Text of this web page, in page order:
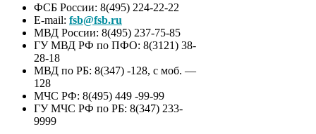
ФСБ России: 8(495) 224-22-22
E-mail: fsb@fsb.ru
МВД России: 8(495) 237-75-85
ГУ МВД РФ по ПФО: 8(3121) 38-
28-18
МВД по РБ: 8(347) -128, с моб. —
128
МЧС РФ: 8(495) 449 -99-99
ГУ МЧС РФ по РБ: 8(347) 233-
9999